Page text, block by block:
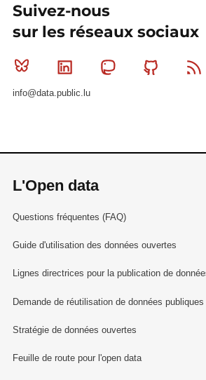
Suivez-nous
sur les réseaux sociaux
Bluesky Linkedin MastodonGithub
info@data.public.lu
L'Open data
Questions fréquentes (FAQ)
Guide d'utilisation des données ouvertes
Lignes directrices pour la publication de
Demande de réutilisation de données publiques
Stratégie de données ouvertes
Feuille de route pour l'open data